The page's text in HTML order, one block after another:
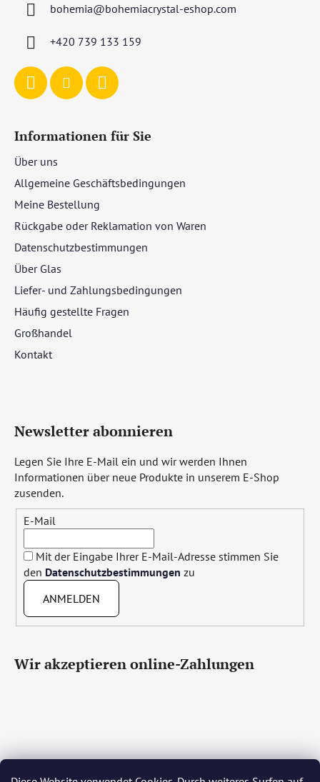
bohemia@bohemiacrystal-eshop.com
+420 739 133 159
Informationen für Sie
Über uns
Allgemeine Geschäftsbedingungen
Meine Bestellung
Rückgabe oder Reklamation von Waren
Datenschutzbestimmungen
Über Glas
Liefer- und Zahlungsbedingungen
Häufig gestellte Fragen
Großhandel
Kontakt
Newsletter abonnieren
Legen Sie Ihre E-Mail ein und wir werden Ihnen
Informationen über neue Produkte in unserem E-Shop
zusenden.
E-Mail
Mit der Eingabe Ihrer E-Mail-Adresse stimmen Sie
den Datenschutzbestimmungen zu
ANMELDEN
Wir akzeptieren online-Zahlungen